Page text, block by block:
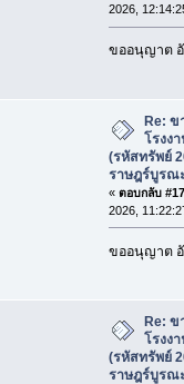
2026,
ขออนุญาต
Re: ข
โรงง
(รหัสทรัพย์
ราษฎร์บูรณ
« ตอบกลับ
2026,
ขออนุญาต
Re: ข
โรงง
(รหัสทรัพย์
ราษฎร์บูรณ